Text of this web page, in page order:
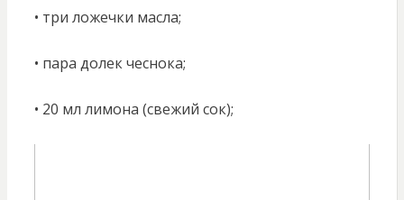
• три ложечки масла;
• пара долек чеснока;
• 20 мл лимона (свежий сок);